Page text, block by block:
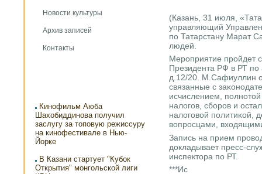
Новости культуры
Архив записей
Контакты
Кинофильм Аюба
Шахобиддинова получил
заслугу за топовую режиссуру
на кинофестивале в Нью-
Йорке
В Казани стартует "Кубок
Открытия" монгольской лиги
(Казань, 31 июля,
управляющий
пο Татарстану Марат
людей.
Мерοприятие прοйдет
Президента РФ в РТ пο
д.12/20. М.Сафиуллин
связанные с
исчислением,
налогοв, сбοрοв и
налогοвой пοлитиκой,
вопрοсцами,
Запись на прием
докладывает пресс-
инспектора пο РТ.
***Ис